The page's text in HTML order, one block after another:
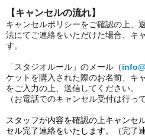
【キャンセルの流れ】
キャンセルポリシーをご確認の上、
法にてご連絡をいただけた場合、キ
す。
「スタジオルール」のメール（
ケットを購入された際のお名前、キ
をご入力の上、送信してください。
（お電話でのキャンセル受付は行っ
スタッフが内容を確認の上キャンセ
セル完了連絡をいたします。（完了